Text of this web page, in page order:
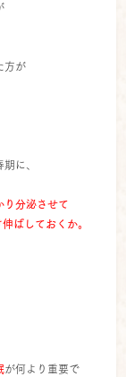
方が
に、
り分泌させて
ばしておくか。
が何より重要で